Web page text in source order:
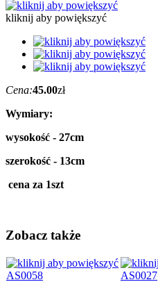
kliknij aby powiększyć
Cena:45.00zł
Wymiary:
wysokość - 27cm
szerokość - 13cm
cena za 1szt
Zobacz także
AS0058
AS0027